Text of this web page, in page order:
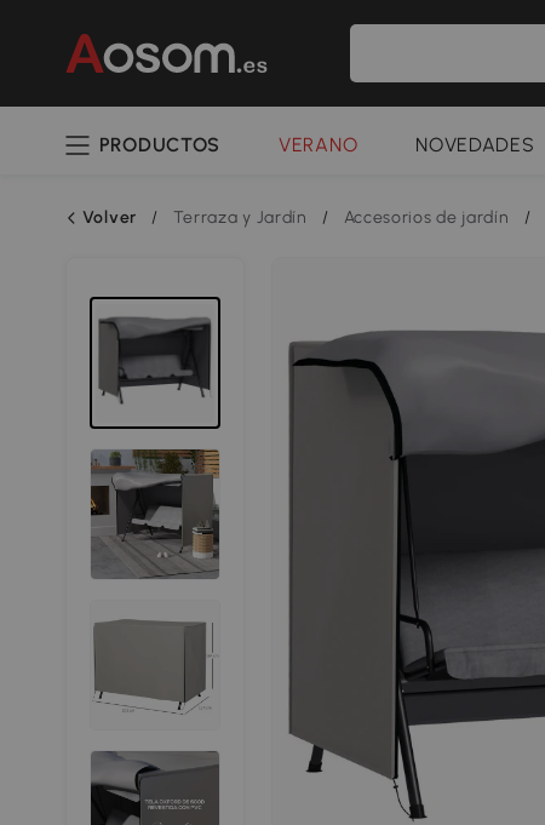
PRODUCTOS VERANO NOVEDADES
Volver / Terraza y Jardín / Accesorios de jardín /